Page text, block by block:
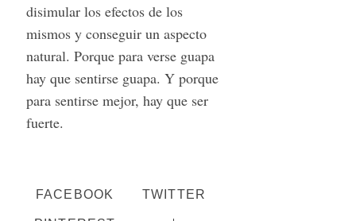
disimular los efectos de los
mismos y conseguir un aspecto
natural. Porque para verse guapa
hay que sentirse guapa. Y porque
para sentirse mejor, hay que ser
fuerte.
FACEBOOK TWITTER